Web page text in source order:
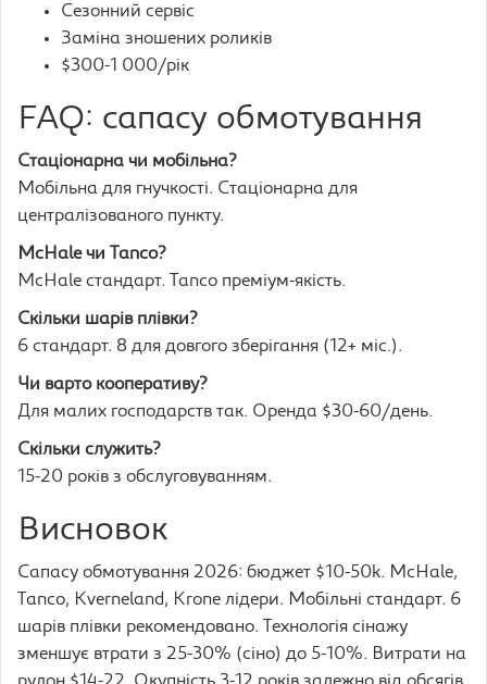
Сезонний сервіс
Заміна зношених роликів
$300-1 000/рік
FAQ: сапасу обмотування
Стаціонарна чи мобільна?
Мобільна для гнучкості. Стаціонарна для
централізованого пункту.
McHale чи Tanco?
McHale стандарт. Tanco преміум-якість.
Скільки шарів плівки?
6 стандарт. 8 для довгого зберігання (12+ міс.).
Чи варто кооперативу?
Для малих господарств так. Оренда $30-60/день.
Скільки служить?
15-20 років з обслуговуванням.
Висновок
Сапасу обмотування 2026: бюджет $10-50k. McHale,
Tanco, Kverneland, Krone лідери. Мобільні стандарт. 6
шарів плівки рекомендовано. Технологія сінажу
зменшує втрати з 25-30% (сіно) до 5-10%. Витрати на